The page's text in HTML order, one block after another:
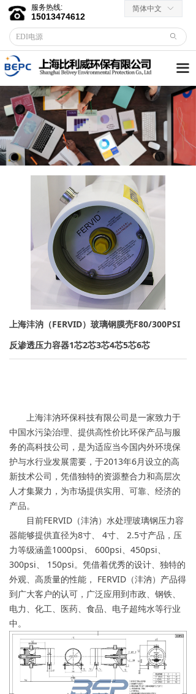
끀
首页
关于我们
客户服务
→ 合作伙伴
→资料下载
产品中心
→ EDI膜堆
→ EDI电源
→ 滤芯滤料
→RO反渗透膜
→ 离子交换树脂
→ 保安过滤器
→ 紫外线杀菌器
→ PE水箱及配件
→ 水处理药剂
新闻资讯
→ 行业新闻
→ 公司新闻
→ 常见问题
联系我们
服务热线:
15013474612
ꄙ
ꀅ
简体中文
上海沣汭（FERVID）玻璃钢膜壳F80/300PSI
反渗透压力容器1芯2芯3芯4芯5芯6芯
上海沣汭环保科技有限公司是一家致力于
中国水污染治理、提供高性价比环保产品与服
务的高科技公司，是为适应当今国内外环境保
护与水行业发展需要，于2013年6月设立的高
新技术公司，凭借独特的资源整合力和高层次
人才集聚力，为市场提供实用、可靠、经济的
产品。
目前FERVID（沣汭）水处理玻璃钢压力容
器能够提供直径为8寸、 4寸、 2.5寸产品，压
力等级涵盖1000psi、 600psi、450psi、
300psi、 150psi。凭借着优秀的设计、独特的
外观、高质量的性能， FERVID（沣汭）产品得
到广大客户的认可，广泛应用到市政、钢铁、
电力、化工、医药、食品、电子超纯水等行业
中。